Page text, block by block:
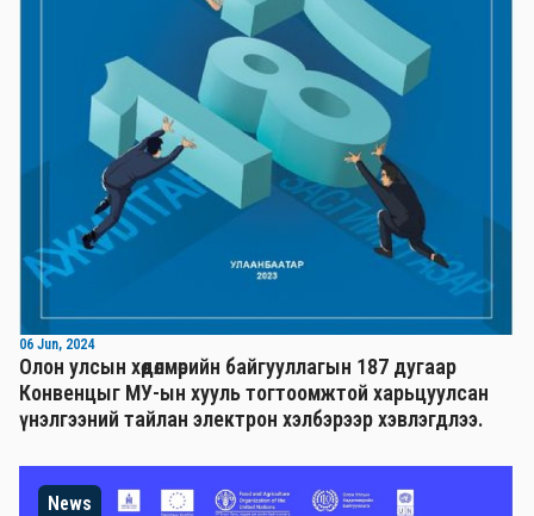
06 Jun, 2024
Олон улсын хөдөлмөрийн байгууллагын 187 дугаар
Конвенцыг МУ-ын хууль тогтоомжтой харьцуулсан
үнэлгээний тайлан электрон хэлбэрээр хэвлэгдлээ.
News